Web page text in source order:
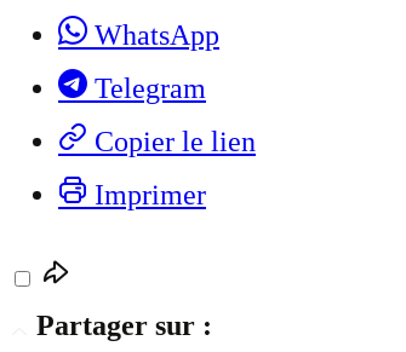
WhatsApp
Telegram
Copier le lien
Imprimer
Partager sur :